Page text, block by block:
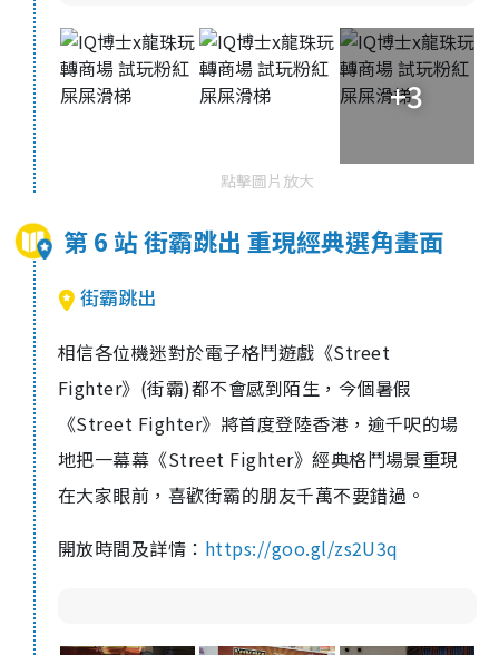
+3
點擊圖片放大
第 6 站 街霸跳出 重現經典選角畫面
街霸跳出
相信各位機迷對於電子格鬥遊戲《Street
Fighter》(街霸)都不會感到陌生，今個暑假
《Street Fighter》將首度登陸香港，逾千呎的場
地把一幕幕《Street Fighter》經典格鬥場景重現
在大家眼前，喜歡街霸的朋友千萬不要錯過。
開放時間及詳情： https://goo.gl/zs2U3q